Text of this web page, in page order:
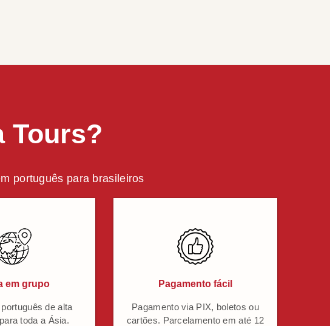
Tours?
português para brasileiros
em grupo
de alta
toda a Ásia.
Pagamento fácil
Pagamento via PIX, boletos ou
cartões. Parcelamento em até 12